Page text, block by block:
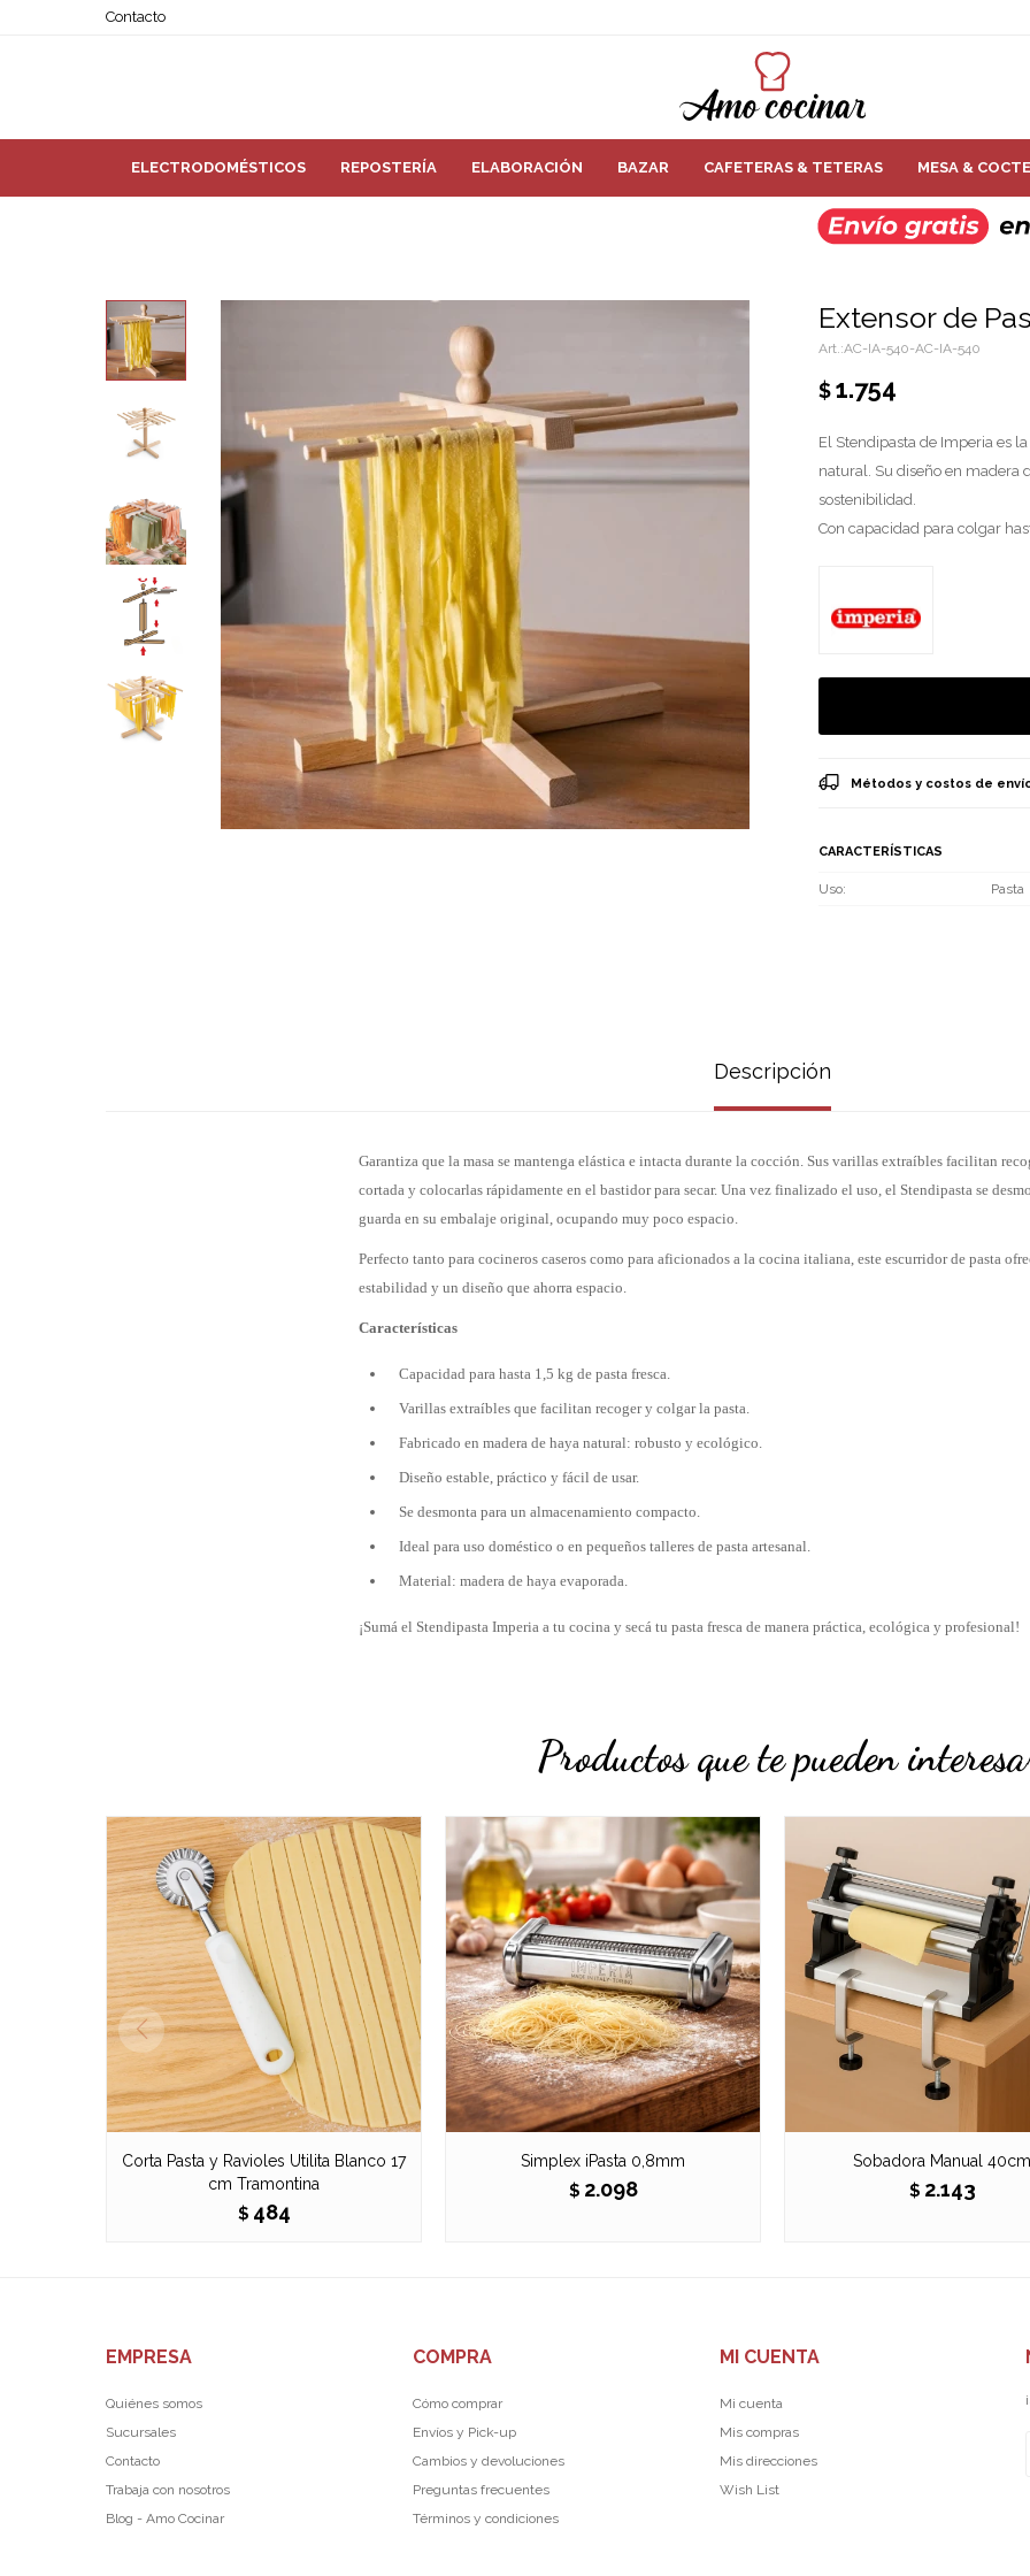
ELECTRODOMÉSTICOS REPOSTERÍA ELABORACIÓN BAZAR CAFETERAS & TETERAS MESA &
Contacto
Extensor de
AC-IA-540-AC-IA-540
$1.754
El Stendipasta de Imperia es
natural. Su diseño en madera
sostenibilidad.
Con capacidad para colgar
Métodos y costos de
CARACTERÍSTICAS
Uso Pasta
Descripción
Garantiza que la masa se mantenga elástica e intacta durante la cocción. Sus varillas extraíbles facilitan
cortada y colocarlas rápidamente en el bastidor para secar. Una vez finalizado el uso, el Stendipasta se
guarda en su embalaje original, ocupando muy poco espacio.
Perfecto tanto para cocineros caseros como para aficionados a la cocina italiana, este escurridor de pasta
estabilidad y un diseño que ahorra espacio.
Características
Capacidad para hasta 1,5 kg de pasta fresca.
Varillas extraíbles que facilitan recoger y colgar la pasta.
Fabricado en madera de haya natural: robusto y ecológico.
Diseño estable, práctico y fácil de usar.
Se desmonta para un almacenamiento compacto.
Ideal para uso doméstico o en pequeños talleres de pasta artesanal.
Material: madera de haya evaporada.
¡Sumá el Stendipasta Imperia a tu cocina y secá tu pasta fresca de manera práctica, ecológica y profesional!
Productos que te pueden
Corta Pasta y Ravioles Utilita Blanco 17
cm Tramontina
$ 484
Simplex iPasta 0,8mm
$ 2.098
Sobadora Manual 40cm
$ 2.143
EMPRESA
Quiénes somos
Sucursales
Contacto
Trabaja con nosotros
Blog - Amo Cocinar
COMPRA
Cómo comprar
Envíos y Pick-up
Cambios y devoluciones
Preguntas frecuentes
Términos y condiciones
MI CUENTA
Mi cuenta
Mis compras
Mis direcciones
Wish List